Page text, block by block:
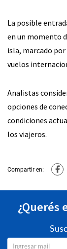
La posible
en un momento
isla, marcado
vuelos
Analistas
opciones de
condiciones
los viajeros.
Compartir en:
¿Querés